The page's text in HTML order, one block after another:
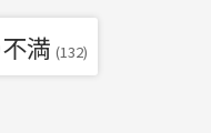
満 (132)